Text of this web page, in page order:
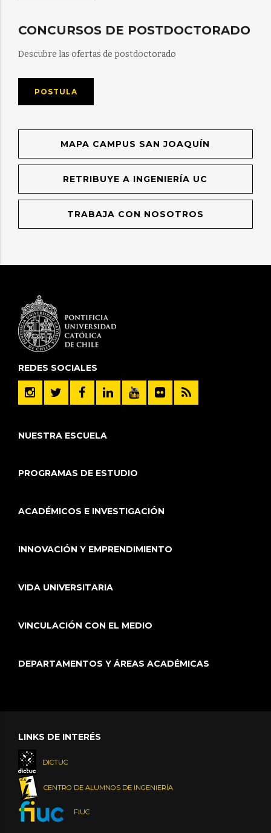
CONCURSOS DE POSTDOCTORADO
Descubre las ofertas de postdoctorado
POSTULA
MAPA CAMPUS SAN JOAQUÍN
RETRIBUYE A INGENIERÍA UC
TRABAJA CON NOSOTROS
REDES SOCIALES
NUESTRA ESCUELA
PROGRAMAS DE ESTUDIO
ACADÉMICOS E INVESTIGACIÓN
INNOVACIÓN Y EMPRENDIMIENTO
VIDA UNIVERSITARIA
VINCULACIÓN CON EL MEDIO
DEPARTAMENTOS Y ÁREAS ACADÉMICAS
LINKS DE INTERÉS
DICTUC
CENTRO DE ALUMNOS DE INGENIERÍA
FIUC